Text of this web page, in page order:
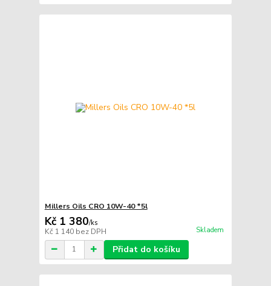
Millers Oils CRO 10W-40 *5l
Kč 1 380/ks
Kč 1 140 bez DPH Skladem
Přidat do košíku